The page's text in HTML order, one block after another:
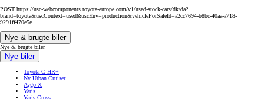
POST https://usc-webcomponents.toyota-europe.com/v1/used-stock-cars/dk/da?
brand=toyota&uscContext=used&uscEnv=production&vehicleForSaleId=a2cc7694-b8bc-40aa-a718-
9291ff470e5e
Nye & brugte biler
Nye & brugte biler
Nye biler
Toyota C-HR+
Ny Urban Cruiser
Aygo X
Yaris